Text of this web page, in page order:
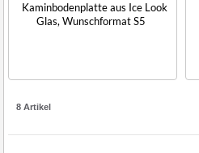
Kaminbodenplatte aus Ice Look
Glas, Wunschformat S5
8 Artikel